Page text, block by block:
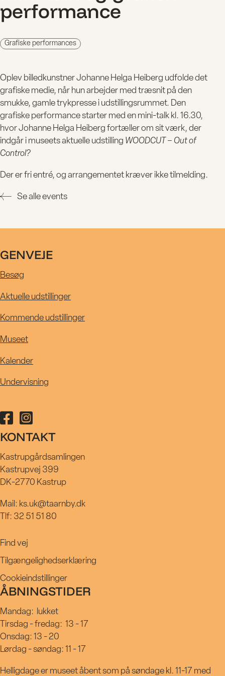
BESØG
KALENDE
R
MUSEET
performance
Grafiske performances
Oplev billedkunstner Johanne Helga Heiberg udfolde det
grafiske medie, når hun arbejder med træsnit på den
smukke, gamle trykpresse i udstillingsrummet. Den
grafiske performance starter med en mini-talk kl. 16.30,
hvor Johanne Helga Heiberg fortæller om sit værk, der
indgår i museets aktuelle udstilling WOODCUT – Out of
Control?
Der er fri entré, og arrangementet kræver ikke tilmelding.
Se alle events
GENVEJE
Besøg
Aktuelle udstillinger
Kommende udstillinger
Museet
Kalender
Undervisning
Følg Kastrupgårdsamlingen på facebook
Følg Kastrupgårdsamlingen på instagram
KONTAKT
Kastrupgårdsamlingen
Kastrupvej 399
DK-2770 Kastrup
Mail: ks.uk@taarnby.dk
Tlf: 32 51 51 80
Find vej
Tilgængelighedserklæring
Cookieindstillinger
ÅBNINGSTIDER
Mandag:
lukket
Tirsdag - fredag: 13 - 17
Onsdag: 13 - 20
Lørdag - søndag: 11 - 17
Helligdage er museet åbent som på søndage kl. 11-17 med